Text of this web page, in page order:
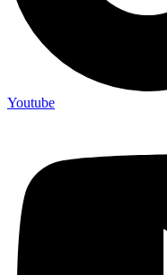
Youtube